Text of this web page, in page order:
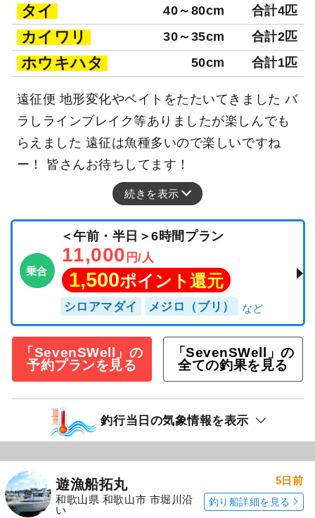
タイ 40～80cm 合計4匹
カイワリ 30～35cm 合計2匹
ホウキハタ 50cm 合計1匹
遠征便 地形変化やベイトをたたいてきました バ
ラしラインブレイク等ありましたが楽しんでも
らえました 遠征は魚種多いので楽しいですね
ー！ 皆さんお待ちしてます！
続きを表示
乗合
＜午前・半日＞6時間プラン
11,000 円/人
1,500ポイント還元
シロアマダイ メジロ（ブリ）
「SevenSWell」の
予約プランを見る
「SevenSWell」の
全ての釣果を見る
釣行当日の気象情報を表示
遊漁船拓丸
和歌山県 和歌山市 市堀川沿
い
5日前
釣り船詳細を見る